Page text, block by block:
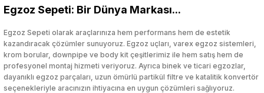
Egzoz Sepeti: Bir Dünya Markası...
Egzoz Sepeti olarak araçlarınıza hem performans hem de estetik
kazandıracak çözümler sunuyoruz. Egzoz uçları, varex egzoz sistemleri,
krom borular, downpipe ve body kit çeşitlerimiz ile hem satış hem de
profesyonel montaj hizmeti veriyoruz. Ayrıca binek ve ticari egzozlar,
dayanıklı egzoz parçaları, uzun ömürlü partikül filtre ve katalitik konvertör
seçenekleriyle aracınızın ihtiyacına en uygun çözümleri sağlıyoruz.